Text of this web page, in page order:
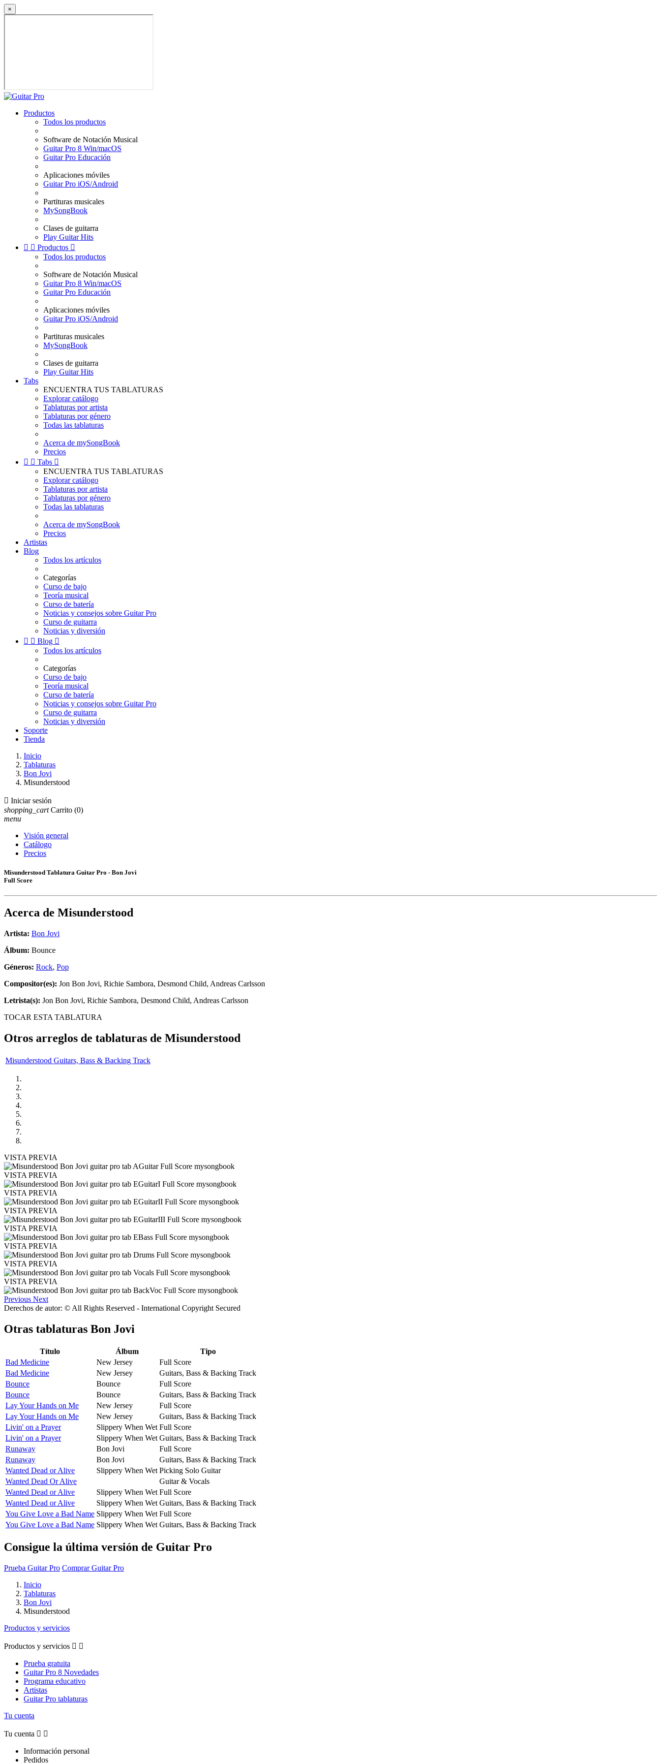
×
Productos
Todos los productos
Software de Notación Musical
Guitar Pro 8 Win/macOS
Guitar Pro Educación
Aplicaciones móviles
Guitar Pro iOS/Android
Partituras musicales
MySongBook
Clases de guitarra
Play Guitar Hits
  Productos 
Todos los productos
Software de Notación Musical
Guitar Pro 8 Win/macOS
Guitar Pro Educación
Aplicaciones móviles
Guitar Pro iOS/Android
Partituras musicales
MySongBook
Clases de guitarra
Play Guitar Hits
Tabs
ENCUENTRA TUS TABLATURAS
Explorar catálogo
Tablaturas por artista
Tablaturas por género
Todas las tablaturas
Acerca de mySongBook
Precios
  Tabs 
ENCUENTRA TUS TABLATURAS
Explorar catálogo
Tablaturas por artista
Tablaturas por género
Todas las tablaturas
Acerca de mySongBook
Precios
Artistas
Blog
Todos los artículos
Categorías
Curso de bajo
Teoría musical
Curso de batería
Noticias y consejos sobre Guitar Pro
Curso de guitarra
Noticias y diversión
  Blog 
Todos los artículos
Categorías
Curso de bajo
Teoría musical
Curso de batería
Noticias y consejos sobre Guitar Pro
Curso de guitarra
Noticias y diversión
Soporte
Tienda
Inicio
Tablaturas
Bon Jovi
Misunderstood
 Iniciar sesión
shopping_cart Carrito (0)
menu
Visión general
Catálogo
Precios
Misunderstood Tablatura Guitar Pro - Bon Jovi
Full Score
Acerca de Misunderstood
Artista: Bon Jovi
Álbum: Bounce
Géneros: Rock, Pop
Compositor(es): Jon Bon Jovi, Richie Sambora, Desmond Child, Andreas Carlsson
Letrista(s): Jon Bon Jovi, Richie Sambora, Desmond Child, Andreas Carlsson
TOCAR ESTA TABLATURA
Otros arreglos de tablaturas de Misunderstood
Misunderstood Guitars, Bass & Backing Track
VISTA PREVIA
VISTA PREVIA
VISTA PREVIA
VISTA PREVIA
VISTA PREVIA
VISTA PREVIA
VISTA PREVIA
VISTA PREVIA
Previous Next
Derechos de autor: © All Rights Reserved - International Copyright Secured
Otras tablaturas Bon Jovi
Título Álbum
Tipo
Bad Medicine
New Jersey
Full Score
Bad Medicine
New Jersey
Guitars, Bass & Backing Track
Bounce
Bounce
Full Score
Bounce
Bounce
Guitars, Bass & Backing Track
Lay Your Hands on Me
New Jersey
Full Score
Lay Your Hands on Me
New Jersey
Guitars, Bass & Backing Track
Livin' on a Prayer
Slippery When Wet Full Score
Livin' on a Prayer
Slippery When Wet Guitars, Bass & Backing Track
Runaway
Bon Jovi
Full Score
Runaway
Bon Jovi
Guitars, Bass & Backing Track
Wanted Dead or Alive
Slippery When Wet Picking Solo Guitar
Wanted Dead Or Alive
Guitar & Vocals
Wanted Dead or Alive
Slippery When Wet Full Score
Wanted Dead or Alive
Slippery When Wet Guitars, Bass & Backing Track
You Give Love a Bad Name Slippery When Wet Full Score
You Give Love a Bad Name Slippery When Wet Guitars, Bass & Backing Track
Consigue la última versión de Guitar Pro
Prueba Guitar Pro Comprar Guitar Pro
Inicio
Tablaturas
Bon Jovi
Misunderstood
Productos y servicios
Productos y servicios  
Prueba gratuita
Guitar Pro 8 Novedades
Programa educativo
Artistas
Guitar Pro tablaturas
Tu cuenta
Tu cuenta  
Información personal
Pedidos